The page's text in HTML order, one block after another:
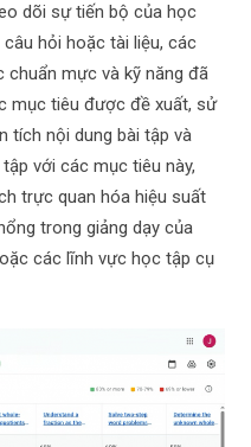
dõi sự tiến bộ của học
hỏi hoặc tài liệu, các
mực và kỹ năng đã
mục tiêu được đề xuất, sử
tích nội dung bài tập và
với các mục tiêu này,
trực quan hóa hiệu suất
trong giảng dạy của
các lĩnh vực học tập cụ